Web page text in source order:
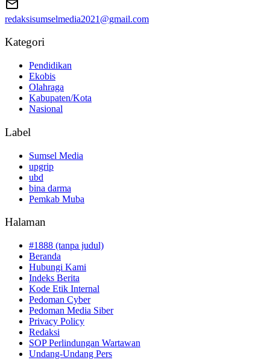
redaksisumselmedia2021@gmail.com
Kategori
Pendidikan
Ekobis
Olahraga
Kabupaten/Kota
Nasional
Label
Sumsel Media
upgrip
ubd
bina darma
Pemkab Muba
Halaman
#1888 (tanpa judul)
Beranda
Hubungi Kami
Indeks Berita
Kode Etik Internal
Pedoman Cyber
Pedoman Media Siber
Privacy Policy
Redaksi
SOP Perlindungan Wartawan
Undang-Undang Pers